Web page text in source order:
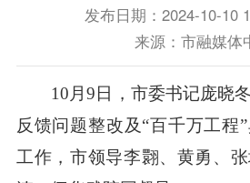
发布日期：2024-10-10
来源：市融媒体
10月9日，市委书记庞晓冬
反馈问题整改及“百千万工程
工作，市领导李翾、黄勇、